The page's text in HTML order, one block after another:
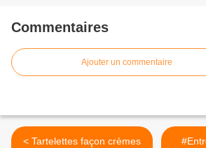
Commentaires
Ajouter un commentaire
< Tartelettes façon crèmes